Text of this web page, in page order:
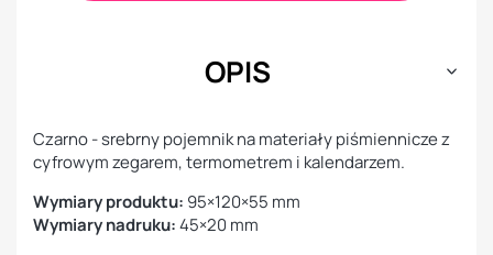
OPIS
Czarno - srebrny pojemnik na materiały piśmiennicze z
cyfrowym zegarem, termometrem i kalendarzem.
Wymiary produktu: 95×120×55 mm
Wymiary nadruku:45×20 mm